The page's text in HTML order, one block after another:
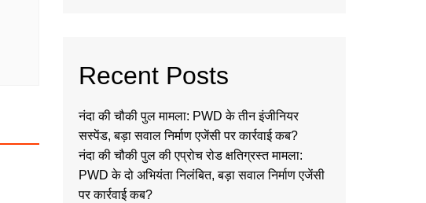
Recent Posts
नंदा की चौकी पुल मामला: PWD के तीन इंजीनियर
सस्पेंड, बड़ा सवाल निर्माण एजेंसी पर कार्रवाई कब?
नंदा की चौकी पुल की एप्रोच रोड क्षतिग्रस्त मामला:
PWD के दो अभियंता निलंबित, बड़ा सवाल निर्माण एजेंसी
पर कार्रवाई कब?